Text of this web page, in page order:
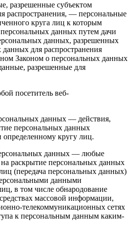
разрешенные субъектом
распространения, — персональные
круга лиц к которым
данных путем дачи
данных, разрешенных
для распространения
Законом о персональных данных
разрешенные для
посетитель веб-
данных — действия,
персональных данных
кругу лиц.
данных — любые
раскрытие персональных данных
(передача персональных данных)
данными
в том числе обнародование
массовой информации,
телекоммуникационных сетях
к персональным данным каким-